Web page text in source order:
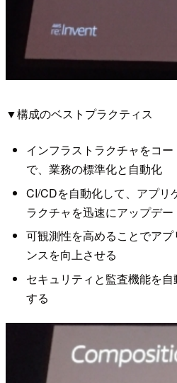
▼構成のベストプラクティス
インフラストラクチャをコ
で、業務の標準化と自動化
CI/CDを自動化して、アプリ
ラクチャを迅速にアップデー
可観測性を高めることでア
ンスを向上させる
セキュリティと監査機能を
する